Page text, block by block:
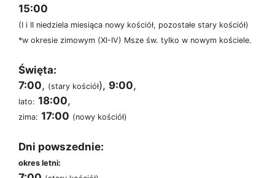
15:00
(I i II niedziela miesiąca nowy kościół, pozostałe stary kościół)
*w okresie zimowym (XI-IV) Msze św. tylko w nowym kościele.
Święta:
7:00, (stary kościół), 9:00,
lato: 18:00,
zima: 17:00 (nowy kościół)
Dni powszednie:
okres letni: